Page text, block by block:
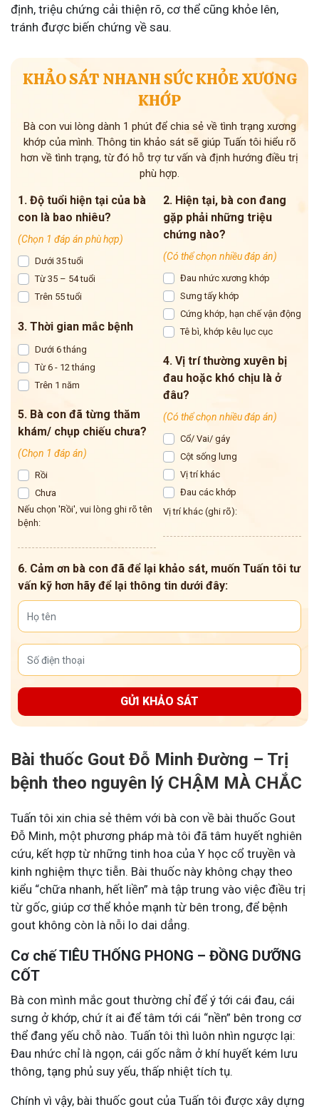
định, triệu chứng cải thiện rõ, cơ thể cũng khỏe lên,
tránh được biến chứng về sau.
KHẢO SÁT NHANH SỨC KHỎE XƯƠNG
KHỚP
Bà con vui lòng dành 1 phút để chia sẻ về tình trạng xương
khớp của mình. Thông tin khảo sát sẽ giúp Tuấn tôi hiểu rõ
hơn về tình trạng, từ đó hỗ trợ tư vấn và định hướng điều trị
phù hợp.
1. Độ tuổi hiện tại của bà
con là bao nhiêu?
(Chọn 1 đáp án phù hợp)
Dưới 35 tuổi
Từ 35 – 54 tuổi
Trên 55 tuổi
3. Thời gian mắc bệnh
Dưới 6 tháng
Từ 6 - 12 tháng
Trên 1 năm
5. Bà con đã từng thăm
khám/ chụp chiếu chưa?
(Chọn 1 đáp án)
Rồi
Chưa
Nếu chọn 'Rồi', vui lòng ghi rõ tên
bệnh:
2. Hiện tại, bà con đang
gặp phải những triệu
chứng nào?
(Có thể chọn nhiều đáp án)
Đau nhức xương khớp
Sưng tấy khớp
Cứng khớp, hạn chế vận động
Tê bì, khớp kêu lục cục
4. Vị trí thường xuyên bị
đau hoặc khó chịu là ở
đâu?
(Có thể chọn nhiều đáp án)
Cổ/ Vai/ gáy
Cột sống lưng
Vị trí khác
Đau các khớp
Vị trí khác (ghi rõ):
6. Cảm ơn bà con đã để lại khảo sát, muốn Tuấn tôi tư
vấn kỹ hơn hãy để lại thông tin dưới đây:
GỬI KHẢO SÁT
Bài thuốc Gout Đỗ Minh Đường – Trị
bệnh theo nguyên lý CHẬM MÀ CHẮC
Tuấn tôi xin chia sẻ thêm với bà con về bài thuốc Gout
Đỗ Minh, một phương pháp mà tôi đã tâm huyết nghiên
cứu, kết hợp từ những tinh hoa của Y học cổ truyền và
kinh nghiệm thực tiễn. Bài thuốc này không chạy theo
kiểu “chữa nhanh, hết liền” mà tập trung vào việc điều trị
từ gốc, giúp cơ thể khỏe mạnh từ bên trong, để bệnh
gout không còn là nỗi lo dai dẳng.
Cơ chế TIÊU THỐNG PHONG – ĐỒNG DƯỠNG
CỐT
Bà con mình mắc gout thường chỉ để ý tới cái đau, cái
sưng ở khớp, chứ ít ai để tâm tới cái “nền” bên trong cơ
thể đang yếu chỗ nào. Tuấn tôi thì luôn nhìn ngược lại:
Đau nhức chỉ là ngọn, cái gốc nằm ở khí huyết kém lưu
thông, tạng phủ suy yếu, thấp nhiệt tích tụ.
Chính vì vậy, bài thuốc gout của Tuấn tôi được xây dựng